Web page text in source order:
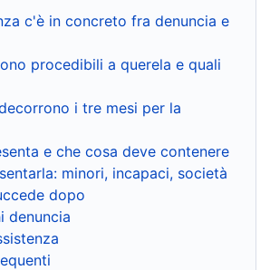
c'è in concreto fra denuncia e
procedibili a querela e quali
i tre mesi per la
e che cosa deve contenere
minori, incapaci, società
dopo
denuncia